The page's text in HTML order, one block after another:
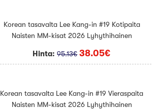
Korean tasavalta Lee Kang-in #19 Kotipaita
Naisten MM-kisat 2026 Lyhythihainen
Hinta:95.13€ 38.05€
Korean tasavalta Lee Kang-in #19 Vieraspaita
Naisten MM-kisat 2026 Lyhythihainen